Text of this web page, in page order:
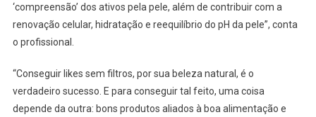
‘compreensão’ dos ativos pela pele, além de contribuir com a
renovação celular, hidratação e reequilíbrio do pH da pele”, conta
o profissional.
“Conseguir likes sem filtros, por sua beleza natural, é o
verdadeiro sucesso. E para conseguir tal feito, uma coisa
depende da outra: bons produtos aliados à boa alimentação e